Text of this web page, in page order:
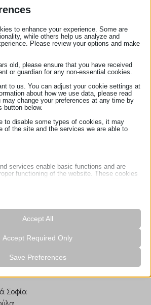
στη διεκπεραίωση των
164
28, Άργος 21200
Μπαρλιά Σοφία
Παναγούλα
Σωκράτης
Σοφία
to enhance your experience. Some are
while others help us analyze and
Please review your options and make
old, please ensure that you have received
or guardian for any non-essential cookies.
to us. You can adjust your cookie settings at
about how we use data, please read
may change your preferences at any time by
button below.
to disable some types of cookies, it may
of the site and the services we are able to
services enable basic functions and are
functioning of the website. These cookies
usage information, enabling us to gain
visitors interact with our website.
used by third-party advertisers or publishers
ads. They do this by tracking visitors
are necessary to display certain media
videos, maps, social media posts,
Accept All
Accept Required Only
Save Preferences